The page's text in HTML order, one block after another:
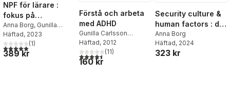
NPF för lärare :
fokus på
pedagogiskt arbete
Anna Borg, Gunilla
Carlsson Kendall
Häftad, 2023
5,0utav 5 stjärnor. Totalt antal röster:
(1)
389 kr
Förstå och arbeta
med ADHD
Gunilla Carlsson
Kendall
Häftad, 2012
4,5utav 5 stjärnor. Totalt antal röster:
(11)
160 kr
Security culture &
human factors : det
ska löna sig att
göra rätt!
Anna Borg
Häftad, 2024
323 kr